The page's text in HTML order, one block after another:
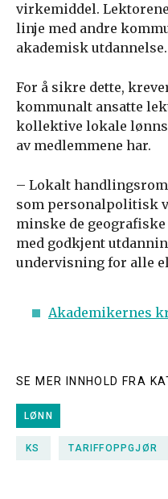
virkemiddel.
linje med andre
akademisk utdannelse.
For å sikre dette,
kommunalt ansatte
kollektive lokale
av medlemmene har.
– Lokalt
som personalpolitisk
minske de
med godkjent
undervisning for alle
Akademikernes
SE MER INNHOLD FRA
LØNN
KS TARIFFOPPGJØR